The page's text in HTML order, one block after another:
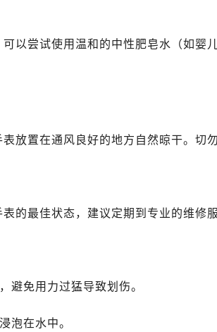
区都司高架桥路33号亨特国际金融中心14
安区中山东路39号勒泰中心写字楼B座13
区南关正街88号华侨城长安国际中心E座6
区新华东道100号万达广场写字楼A座10
岗市向阳区红军路百达翡丽售后服务中心
鸭山市尖山区新兴大街百达翡丽售后服务
春市伊美区通河路百达翡丽售后服务中心
以尝试使用温和的中性肥皂水（如婴
放置在通风良好的地方自然晾干。切
的最佳状态，建议定期到专业的维修
避免用力过猛导致划伤。
泡在水中。